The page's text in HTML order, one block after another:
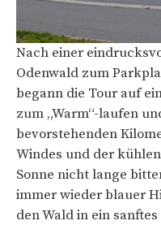
Nach einer
Odenwald zum
begann die Tour auf
zum „Warm“-laufen
bevorstehenden
Windes und der
Sonne nicht lange
immer wieder blauer
den Wald in ein